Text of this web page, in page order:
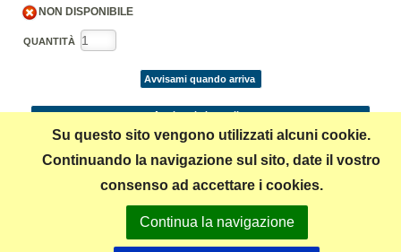
Su questo sito vengono utilizzati alcuni cookie.
Continuando la navigazione sul sito, date il vostro
consenso ad accettare i cookies.
Continua la navigazione
NON DISPONIBILE
QUANTITÀ
Avvisami quando arriva
Aggiungi al carrello